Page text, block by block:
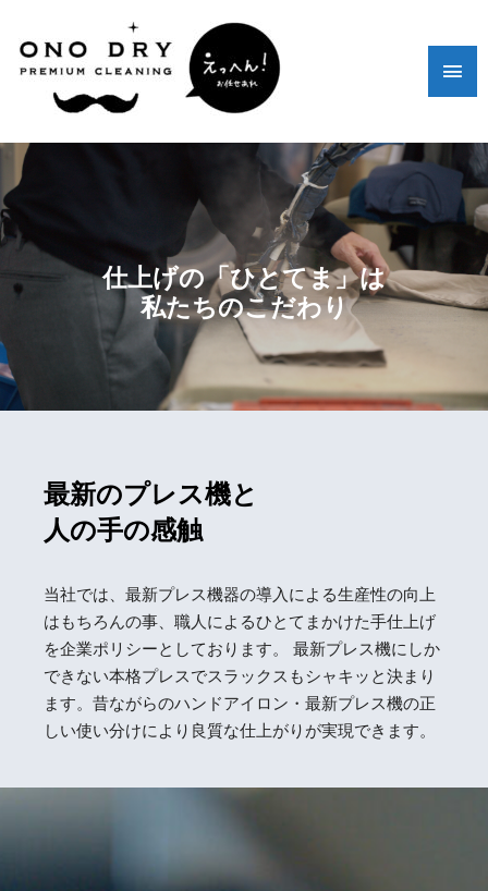
仕上げの「ひとてま」は
私たちのこだわり
最新のプレス機と
人の手の感触
当社では、最新プレス機器の導入による生産性の向上
はもちろんの事、職人によるひとてまかけた手仕上げ
を企業ポリシーとしております。 最新プレス機にしか
できない本格プレスでスラックスもシャキッと決まり
ます。昔ながらのハンドアイロン・最新プレス機の正
しい使い分けにより良質な仕上がりが実現できます。